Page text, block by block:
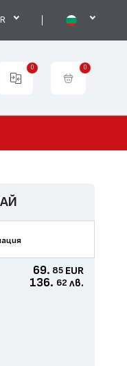
0 0
69. 85 EUR
136. 62 лв.